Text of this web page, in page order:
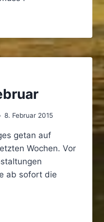
8. Februar 2015
getan auf
Wochen. Vor
ab sofort die